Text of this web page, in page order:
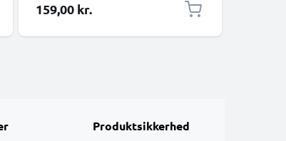
159,00 kr.
Produktsikkerhed